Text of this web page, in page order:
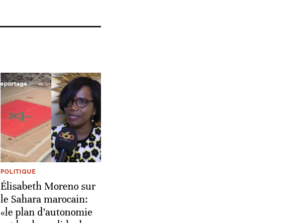
POLITIQUE
Élisabeth Moreno sur
le Sahara marocain:
«le plan d’autonomie